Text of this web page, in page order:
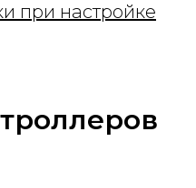
при настройке